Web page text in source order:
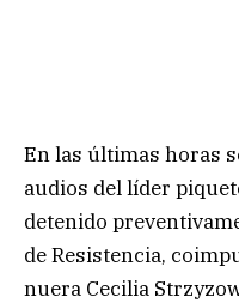
En las últimas horas
audios del líder
detenido
de Resistencia,
nuera Cecilia